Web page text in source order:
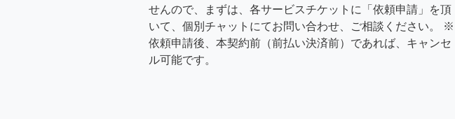
せんので、まずは、各サービスチケットに「依頼申請」を頂
いて、個別チャットにてお問い合わせ、ご相談ください。 ※
依頼申請後、本契約前（前払い決済前）であれば、キャンセ
ル可能です。